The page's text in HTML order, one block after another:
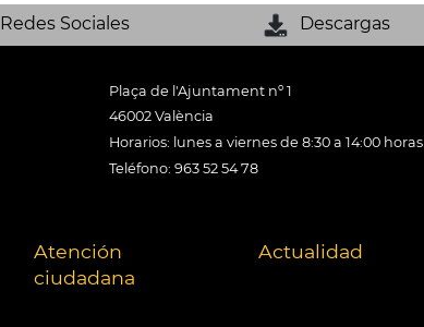
Redes Sociales Descargas
Plaça de l'Ajuntament nº 1
46002 València
Horarios: lunes a viernes de 8:30 a 14:00 horas
Teléfono: 963 52 54 78
Atención
ciudadana
Actualidad